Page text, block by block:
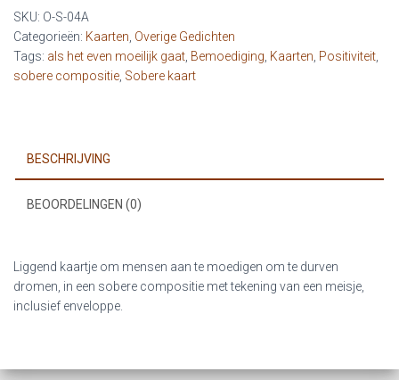
the
dark,
dream
in
SKU: O-S-04A
Categorieën: Kaarten Overige Gedichten
Tags: als het even moeilijk gaat Bemoediging Kaarten Positiviteit
sobere compositie Sobere kaart
BESCHRIJVING
BEOORDELINGEN (0)
Liggend kaartje om mensen aan te moedigen om te durven
dromen, in een sobere compositie met tekening van een meisje,
inclusief enveloppe.